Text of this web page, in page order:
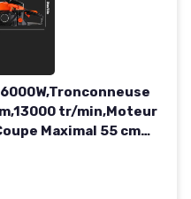
tr/min,Moteur
Maximal 55 cm